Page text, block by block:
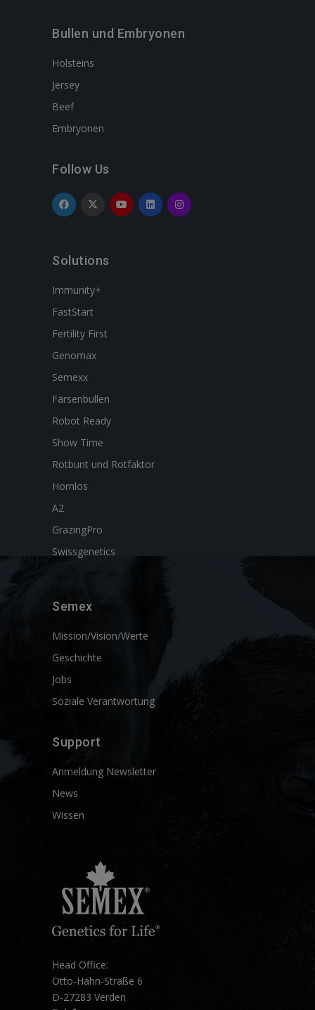
Bullen und Embryonen
Holsteins
Jersey
Beef
Embryonen
Follow Us
Solutions
Immunity+
FastStart
Fertility First
Genomax
Semexx
Färsenbullen
Robot Ready
Show Time
Rotbunt und Rotfaktor
Hornlos
A2
GrazingPro
Swissgenetics
Semex
Mission/Vision/Werte
Geschichte
Jobs
Soziale Verantwortung
Support
Anmeldung Newsletter
News
Wissen
Head Office:
Otto-Hahn-Straße 6
D-27283 Verden